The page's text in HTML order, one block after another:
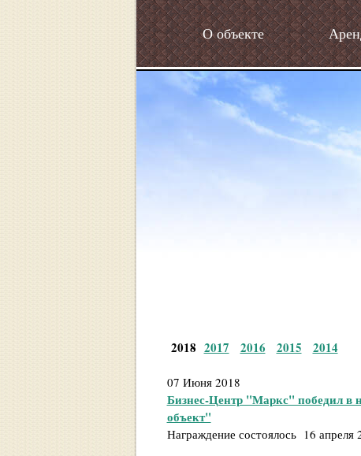
О объекте
2018 2017 2016 2015 2014
07 Июня 2018
Бизнес-Центр "Маркс" победил
объект"
Награждение состоялось 16 апреля